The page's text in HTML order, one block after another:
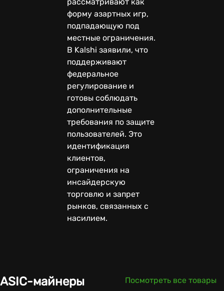
форму азартных игр,
подпадающую под
местные ограничения.
В Kalshi заявили, что
поддерживают
федеральное
регулирование и
готовы соблюдать
дополнительные
требования по защите
пользователей. Это
идентификация
клиентов,
ограничения на
инсайдерскую
торговлю и запрет
рынков, связанных с
насилием.
ASIC-майнеры Посмотреть все товары